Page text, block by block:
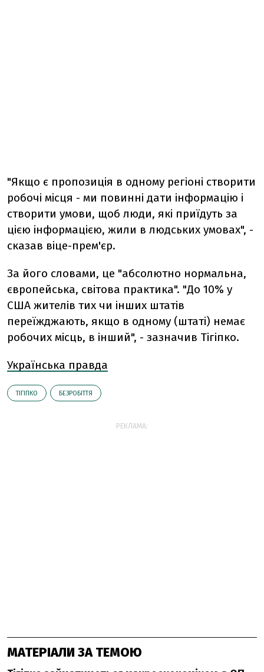
"Якщо є пропозиція в одному регіоні створити
робочі місця - ми повинні дати інформацію і
створити умови, щоб люди, які приїдуть за
цією інформацією, жили в людських умовах", -
сказав віце-прем'єр.
За його словами, це "абсолютно нормальна,
європейська, світова практика". "До 10% у
США жителів тих чи інших штатів
переїжджають, якщо в одному (штаті) немає
робочих місць, в інший", - зазначив Тігіпко.
Українська правда
ТІГІПКО БЕЗРОБІТТЯ
РЕКЛАМА:
МАТЕРІАЛИ ЗА ТЕМОЮ